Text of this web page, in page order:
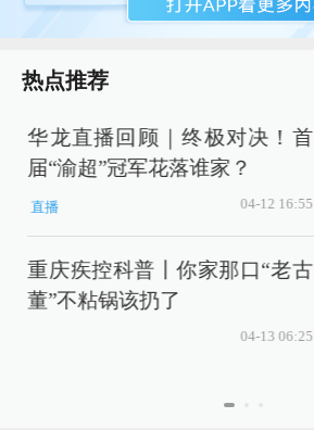
热点推荐
华龙直播回顾｜终极对决！首
届“渝超”冠军花落谁家？
直播 04-12 16:55
重庆疾控科普丨你家那口“老古
董”不粘锅该扔了
04-13 06:25